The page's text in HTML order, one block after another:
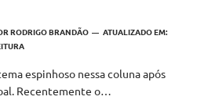
RODRIGO BRANDÃO
ATUALIZADO EM:
espinhoso nessa coluna após
Recentemente o…